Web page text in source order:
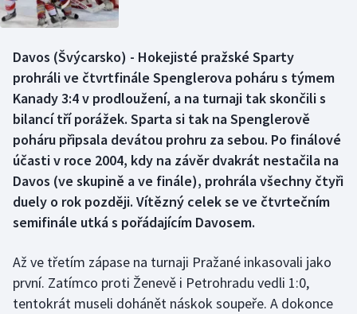
Boby a skeleton
Box
Curling
Dostihy
Florbal
Futsal
Golf
Gymnastika
AZ kvíz
Davos (Švýcarsko) - Hokejisté pražské Sparty
prohráli ve čtvrtfinále Spenglerova poháru s týmem
Kanady 3:4 v prodloužení, a na turnaji tak skončili s
bilancí tří porážek. Sparta si tak na Spenglerově
poháru připsala devátou prohru za sebou. Po finálové
účasti v roce 2004, kdy na závěr dvakrát nestačila na
Davos (ve skupině a ve finále), prohrála všechny čtyři
duely o rok později. Vítězný celek se ve čtvrtečním
semifinále utká s pořádajícím Davosem.
Až ve třetím zápase na turnaji Pražané inkasovali jako
první. Zatímco proti Ženevě i Petrohradu vedli 1:0,
tentokrát museli dohánět náskok soupeře. A dokonce